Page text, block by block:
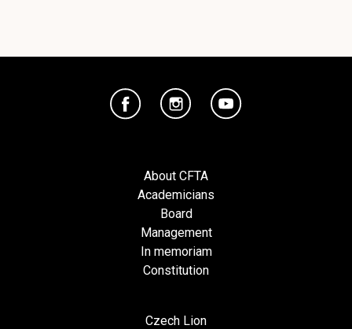
About CFTA
Academicians
Board
Management
In memoriam
Constitution
Czech Lion